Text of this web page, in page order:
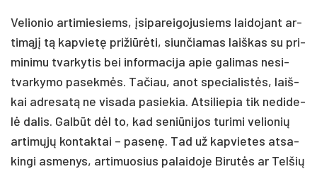
Ve­lio­nio ar­ti­mie­siems, įsi­pa­rei­go­ju­siems lai­do­jant ar­
ti­mą­jį tą kap­vie­tę pri­žiū­rė­ti, siun­čia­mas laiš­kas su pri­
mi­ni­mu tvar­ky­tis bei in­for­ma­ci­ja apie ga­li­mas ne­si­
tvar­ky­mo pa­sek­mės. Ta­čiau, anot spe­cia­lis­tės, laiš­
kai ad­re­sa­tą ne vi­sa­da pa­sie­kia. At­si­lie­pia tik ne­di­de­
lė da­lis. Gal­būt dėl to, kad se­niū­ni­jos tu­ri­mi ve­lio­nių
ar­ti­mų­jų kon­tak­tai – pa­se­nę. Tad už kap­vie­tes at­sa­
kin­gi as­me­nys, ar­ti­muo­sius pa­lai­do­je Bi­ru­tės ar Tel­šių